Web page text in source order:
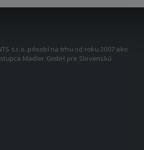
s.r.o. pôsobí na trhu od roku 2007 ako
Mädler GmbH pre Slovenskú